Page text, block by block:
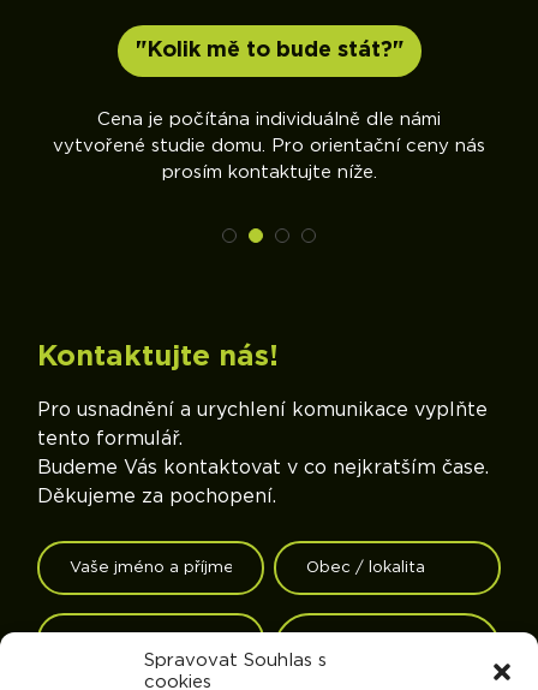
Spravovat Souhlas s
cookies
"Kolik mě to bude stát?"
Cena je počítána individuálně dle námi
vytvořené studie domu. Pro orientační ceny nás
prosím kontaktujte níže.
Kontaktujte nás!
Pro usnadnění a urychlení komunikace vyplňte
tento formulář.
Budeme Vás kontaktovat v co nejkratším čase.
Děkujeme za pochopení.